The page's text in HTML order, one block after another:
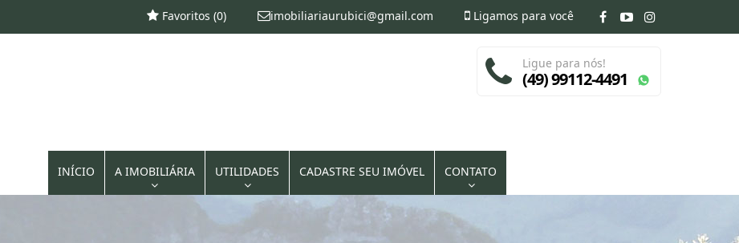
Ligamos para você
imobiliariaurubici@gmail.com
Favoritos (0)
INÍCIO A IMOBILIÁRIA UTILIDADES CADASTRE SEU IMÓVEL CONTATO
Ligue para nós!
(49) 99112-4491